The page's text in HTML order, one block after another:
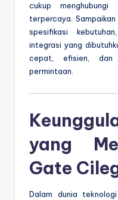
cukup
terpercaya.
spesifikasi
integrasi yang
cepat, efisien, dan
permintaan.
yang
Gate
Dalam dunia